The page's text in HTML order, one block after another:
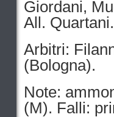
Giordani,
All. Quartani.
Arbitri:
(Bologna).
Note:
(M). Falli: